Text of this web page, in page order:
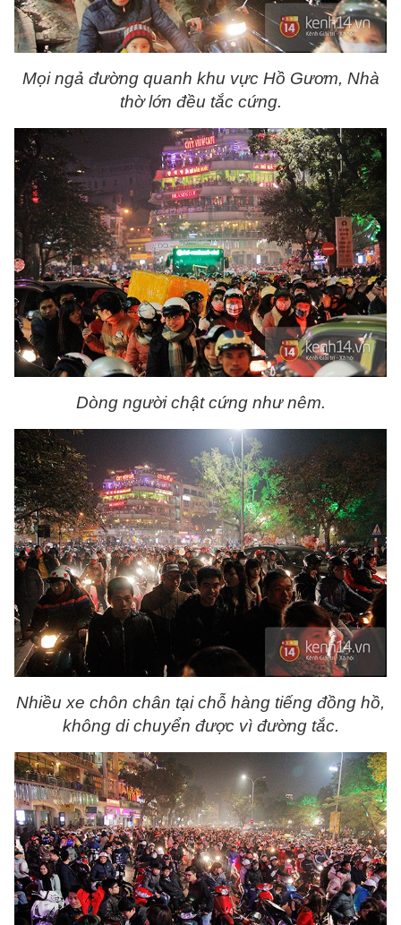
Mọi ngả đường quanh khu vực Hồ Gươm, Nhà
thờ lớn đều tắc cứng.
Dòng người chật cứng như nêm.
Nhiều xe chôn chân tại chỗ hàng tiếng đồng hồ,
không di chuyển được vì đường tắc.